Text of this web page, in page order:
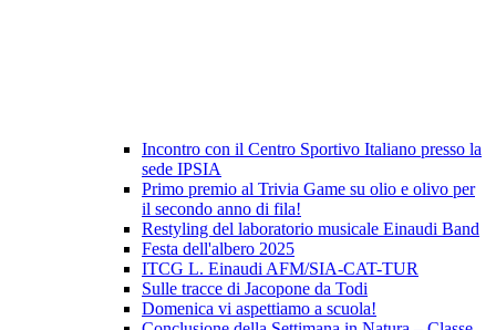
Incontro con il Centro Sportivo Italiano presso la
sede IPSIA
Primo premio al Trivia Game su olio e olivo per
il secondo anno di fila!
Restyling del laboratorio musicale Einaudi Band
Festa dell'albero 2025
ITCG L. Einaudi AFM/SIA-CAT-TUR
Sulle tracce di Jacopone da Todi
Domenica vi aspettiamo a scuola!